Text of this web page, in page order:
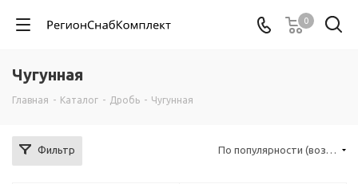
0
Чугунная
Главная - Каталог - Дробь - Чугунная
Фильтр По популярности (возрастание)